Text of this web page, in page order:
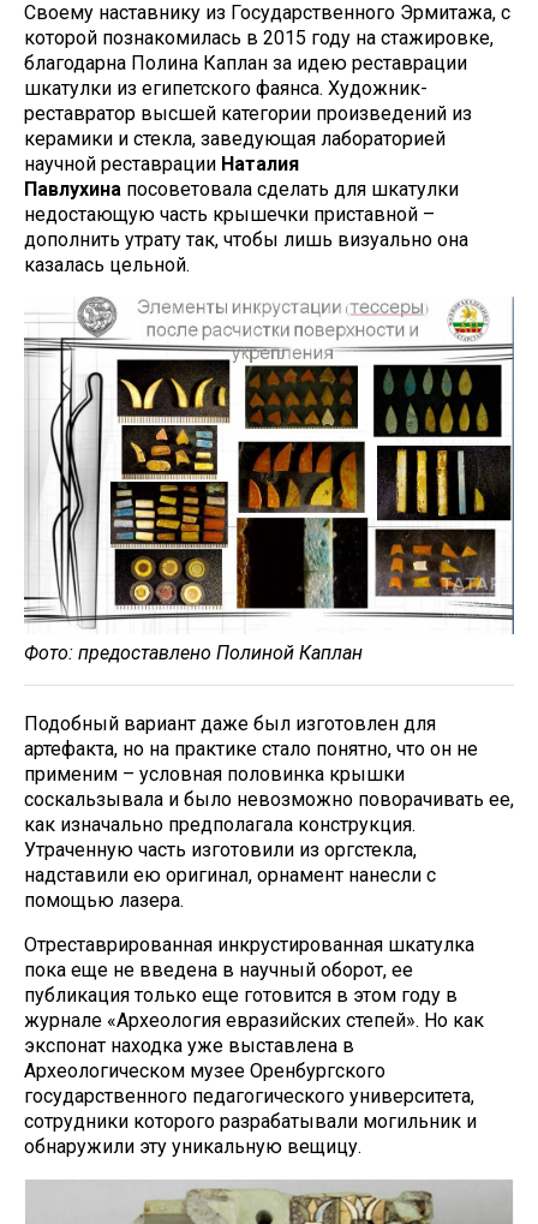
Своему наставнику из Государственного Эрмитажа, с
которой познакомилась в 2015 году на стажировке,
благодарна Полина Каплан за идею реставрации
шкатулки из египетского фаянса. Художник-
реставратор высшей категории произведений из
керамики и стекла, заведующая лабораторией
научной реставрации Наталия
Павлухина посоветовала сделать для шкатулки
недостающую часть крышечки приставной –
дополнить утрату так, чтобы лишь визуально она
казалась цельной.
Фото: предоставлено Полиной Каплан
Подобный вариант даже был изготовлен для
артефакта, но на практике стало понятно, что он не
применим – условная половинка крышки
соскальзывала и было невозможно поворачивать ее,
как изначально предполагала конструкция.
Утраченную часть изготовили из оргстекла,
надставили ею оригинал, орнамент нанесли с
помощью лазера.
Отреставрированная инкрустированная шкатулка
пока еще не введена в научный оборот, ее
публикация только еще готовится в этом году в
журнале «Археология евразийских степей». Но как
экспонат находка уже выставлена в
Археологическом музее Оренбургского
государственного педагогического университета,
сотрудники которого разрабатывали могильник и
обнаружили эту уникальную вещицу.